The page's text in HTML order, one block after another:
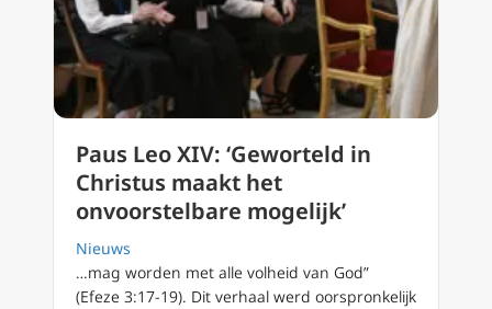
Paus Leo XIV: ‘Geworteld in
Christus maakt het
onvoorstelbare mogelijk’
Nieuws
…mag worden met alle volheid van God”
(Efeze 3:17-19). Dit verhaal werd oorspronkelijk